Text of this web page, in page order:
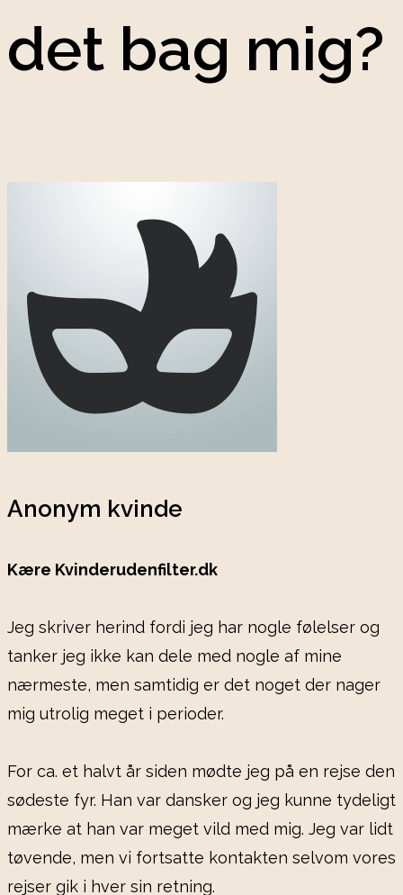
det bag mig?
Anonym kvinde
Kære Kvinderudenfilter.dk
Jeg skriver herind fordi jeg har nogle følelser og
tanker jeg ikke kan dele med nogle af mine
nærmeste, men samtidig er det noget der nager
mig utrolig meget i perioder.
For ca. et halvt år siden mødte jeg på en rejse den
sødeste fyr. Han var dansker og jeg kunne tydeligt
mærke at han var meget vild med mig. Jeg var lidt
tøvende, men vi fortsatte kontakten selvom vores
rejser gik i hver sin retning.